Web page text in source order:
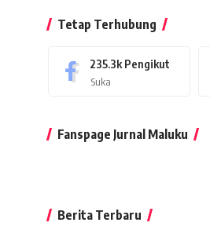
Tetap Terhubung
235.3k Pengikut
Suka
Fanspage Jurnal Maluku
Berita Terbaru